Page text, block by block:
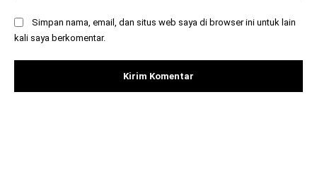
Simpan nama, email, dan situs web saya di browser ini untuk lain
kali saya berkomentar.